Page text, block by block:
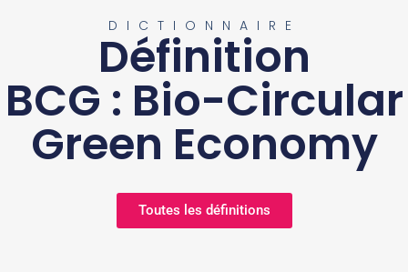
DICTIONNAIRE
Définition
BCG : Bio-Circular
Green Economy
Toutes les définitions